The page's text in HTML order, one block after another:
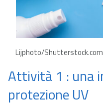
Lijphoto/Shutterstock.com
Attività 1 : una
protezione UV